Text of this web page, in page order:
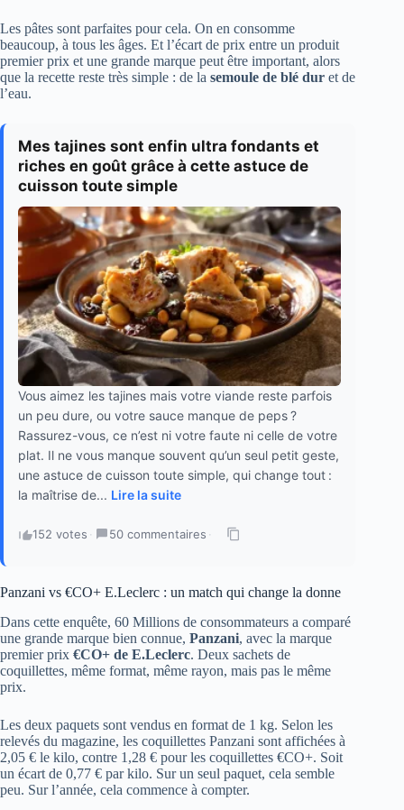
Les pâtes sont parfaites pour cela. On en consomme
beaucoup, à tous les âges. Et l’écart de prix entre un produit
premier prix et une grande marque peut être important, alors
que la recette reste très simple : de la semoule de blé dur et de
l’eau.
Mes tajines sont enfin ultra fondants et
riches en goût grâce à cette astuce de
cuisson toute simple
Vous aimez les tajines mais votre viande reste parfois
un peu dure, ou votre sauce manque de peps ?
Rassurez-vous, ce n’est ni votre faute ni celle de votre
plat. Il ne vous manque souvent qu’un seul petit geste,
une astuce de cuisson toute simple, qui change tout :
la maîtrise de... Lire la suite
152 votes · 50 commentaires ·
Panzani vs €CO+ E.Leclerc : un match qui change la donne
Dans cette enquête, 60 Millions de consommateurs a comparé
une grande marque bien connue, Panzani, avec la marque
premier prix €CO+ de E.Leclerc. Deux sachets de
coquillettes, même format, même rayon, mais pas le même
prix.
Les deux paquets sont vendus en format de 1 kg. Selon les
relevés du magazine, les coquillettes Panzani sont affichées à
2,05 € le kilo, contre 1,28 € pour les coquillettes €CO+. Soit
un écart de 0,77 € par kilo. Sur un seul paquet, cela semble
peu. Sur l’année, cela commence à compter.